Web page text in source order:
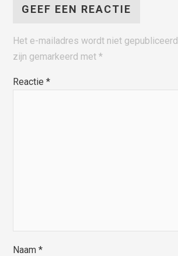
GEEF EEN REACTIE
Het e-mailadres wordt niet gepubliceerd.
zijn gemarkeerd met*
Reactie*
Naam*